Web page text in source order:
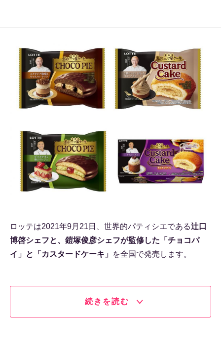
ロッテは2021年9月21日、世界的パティシエである辻口
博啓シェフと、鎧塚俊彦シェフが監修した「チョコパ
イ」と「カスタードケーキ」 を全国で発売します。
続きを読む